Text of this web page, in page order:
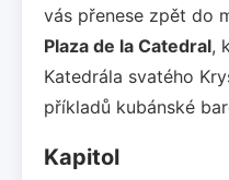
vás přenese zpět do
Plaza de la Catedral,
Katedrála svatého
příkladů kubánské
Kapitol